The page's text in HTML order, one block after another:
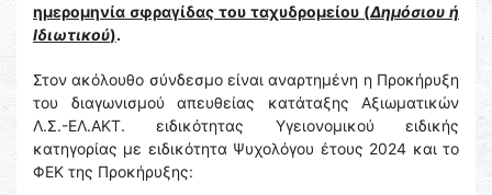
ημερομηνία σφραγίδας του ταχυδρομείου (Δημόσιου ή
Ιδιωτικού).
Στον ακόλουθο σύνδεσμο είναι αναρτημένη η Προκήρυξη
του διαγωνισμού απευθείας κατάταξης Αξιωματικών
Λ.Σ.-ΕΛ.ΑΚΤ. ειδικότητας Υγειονομικού ειδικής
κατηγορίας με ειδικότητα Ψυχολόγου έτους 2024 και το
ΦΕΚ της Προκήρυξης: